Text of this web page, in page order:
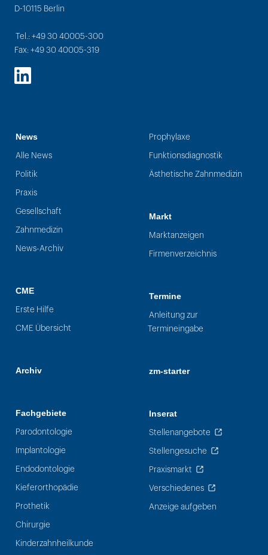
D-10115 Berlin
Tel.: +49 30 40005-300
Fax: +49 30 40005-319
LinkedIn
News
Alle News
Politik
Praxis
Gesellschaft
Zahnmedizin
News-Archiv
CME
Erste Hilfe
CME Übersicht
Archiv
Fachgebiete
Parodontologie
Implantologie
Endodontologie
Kieferorthopädie
Prothetik
Chirurgie
Kinderzahnheilkunde
Prophylaxe
Funktionsdiagnostik
Ästhetische Zahnmedizin
Markt
Marktanzeigen
Firmenverzeichnis
Termine
Anleitung zur
Termineingabe
zm-starter
Inserat
Stellenangebote
Stellengesuche
Praxismarkt
Verschiedenes
Anzeige aufgeben